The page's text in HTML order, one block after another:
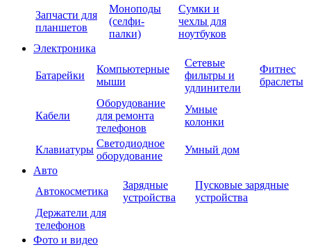
Запчасти для
планшетов
Моноподы
(селфи-
палки)
Сумки и
чехлы для
ноутбуков
Электроника
Батарейки
Компьютерные
мыши
Сетевые
фильтры и
удлинители
Фитнес
браслеты
Кабели
Оборудование
для ремонта
телефонов
Умные
колонки
Клавиатуры
Светодиодное
оборудование
Умный дом
Авто
Автокосметика
Зарядные
устройства
Пусковые зарядные
устройства
Держатели для
телефонов
Фото и видео